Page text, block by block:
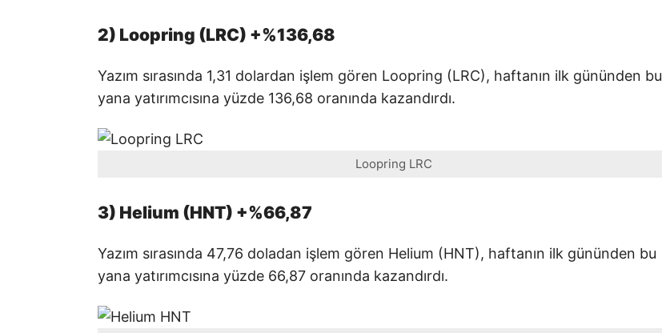
2) Loopring (LRC) +%136,68
Yazım sırasında 1,31 dolardan işlem gören Loopring (LRC), haftanın ilk gününden bu
yana yatırımcısına yüzde 136,68 oranında kazandırdı.
Loopring LRC
3) Helium (HNT) +%66,87
Yazım sırasında 47,76 doladan işlem gören Helium (HNT), haftanın ilk gününden bu
yana yatırımcısına yüzde 66,87 oranında kazandırdı.